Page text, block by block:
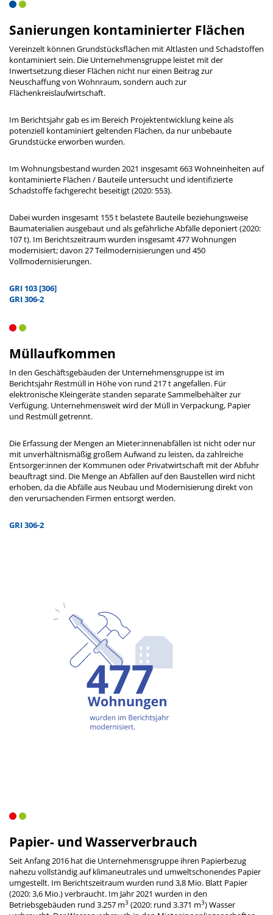
Sanierungen kontaminierter Flächen
Vereinzelt können Grundstücksflächen mit Altlasten und Schadstoffen
kontaminiert sein. Die Unternehmensgruppe leistet mit der
Inwertsetzung dieser Flächen nicht nur einen Beitrag zur
Neuschaffung von Wohnraum, sondern auch zur
Flächenkreislaufwirtschaft.
Im Berichtsjahr gab es im Bereich Projektentwicklung keine als
potenziell kontaminiert geltenden Flächen, da nur unbebaute
Grundstücke erworben wurden.
Im Wohnungsbestand wurden 2021 insgesamt 663 Wohneinheiten auf
kontaminierte Flächen / Bauteile untersucht und identifizierte
Schadstoffe fachgerecht beseitigt (2020: 553).
Dabei wurden insgesamt 155 t belastete Bauteile beziehungsweise
Baumaterialien ausgebaut und als gefährliche Abfälle deponiert (2020:
107 t). Im Berichtszeitraum wurden insgesamt 477 Wohnungen
modernisiert; davon 27 Teilmodernisierungen und 450
Vollmodernisierungen.
GRI 103 [306]
GRI 306-2
Müllaufkommen
In den Geschäftsgebäuden der Unternehmensgruppe ist im
Berichtsjahr Restmüll in Höhe von rund 217 t angefallen. Für
elektronische Kleingeräte standen separate Sammelbehälter zur
Verfügung. Unternehmensweit wird der Müll in Verpackung, Papier
und Restmüll getrennt.
Die Erfassung der Mengen an Mieter:innenabfällen ist nicht oder nur
mit unverhältnismäßig großem Aufwand zu leisten, da zahlreiche
Entsorger:innen der Kommunen oder Privatwirtschaft mit der Abfuhr
beauftragt sind. Die Menge an Abfällen auf den Baustellen wird nicht
erhoben, da die Abfälle aus Neubau und Modernisierung direkt von
den verursachenden Firmen entsorgt werden.
GRI 306-2
Papier- und Wasserverbrauch
Seit Anfang 2016 hat die Unternehmensgruppe ihren Papierbezug
nahezu vollständig auf klimaneutrales und umweltschonendes Papier
umgestellt. Im Berichtszeitraum wurden rund 3,8 Mio. Blatt Papier
(2020: 3,6 Mio.) verbraucht. Im Jahr 2021 wurden in den
Betriebsgebäuden rund 3.257 m3 (2020: rund 3.371 m3) Wasser